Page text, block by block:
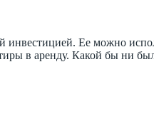
инвестицией. Ее можно
в аренду. Какой бы ни